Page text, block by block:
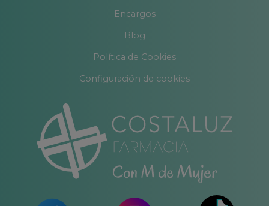
Encargos
Blog
Política de Cookies
Configuración de cookies